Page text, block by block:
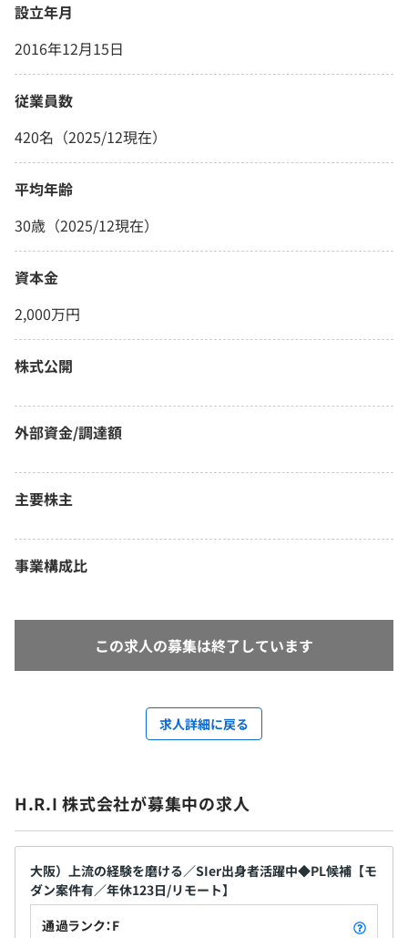
設立年月
2016年12月15日
従業員数
420名（2025/12現在）
平均年齢
30歳（2025/12現在）
資本金
2,000万円
株式公開
外部資金/調達額
主要株主
事業構成比
この求人の募集は終了しています
求人詳細に戻る
H.R.I 株式会社が募集中の求人
大阪）上流の経験を磨ける／SIer出身者活躍中◆PL候補【モ
ダン案件有／年休123日/リモート】
通過ランク：F